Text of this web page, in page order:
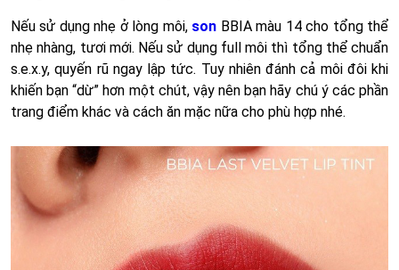
Nếu sử dụng nhẹ ở lòng môi, son BBIA màu 14 cho tổng thể
nhẹ nhàng, tươi mới. Nếu sử dụng full môi thì tổng thể chuẩn
s.e.x.y, quyến rũ ngay lập tức. Tuy nhiên đánh cả môi đôi khi
khiến bạn “dừ” hơn một chút, vậy nên bạn hãy chú ý các phần
trang điểm khác và cách ăn mặc nữa cho phù hợp nhé.